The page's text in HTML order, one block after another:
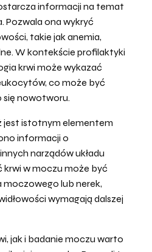
informacji na temat
Pozwala ona wykryć
takie jak anemia,
W kontekście profilaktyki
krwi może wykazać
co może być
się nowotworu.
jest istotnym elementem
informacji o
narządów układu
w moczu może być
lub nerek,
wymagają dalszej
jak i badanie moczu warto